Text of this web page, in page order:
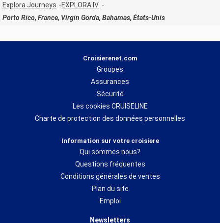
Explora Journeys
EXPLORA IV
Porto Rico, France, Virgin Gorda, Bahamas, États-Unis
Croisierenet.com
Groupes
Assurances
Sécurité
Les cookies CRUISELINE
Charte de protection des données personnelles
Information sur votre croisiere
Qui sommes nous?
Questions fréquentes
Conditions générales de ventes
Plan du site
Emploi
Newsletters